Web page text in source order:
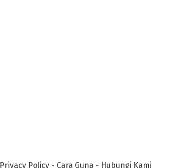
Privacy Policy - Cara Guna - Hubungi Kami